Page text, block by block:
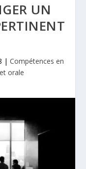
UN
| Compétences en
orale